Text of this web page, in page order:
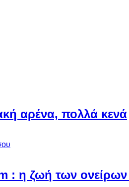
αρένα, πολλά κενά
: η ζωή των